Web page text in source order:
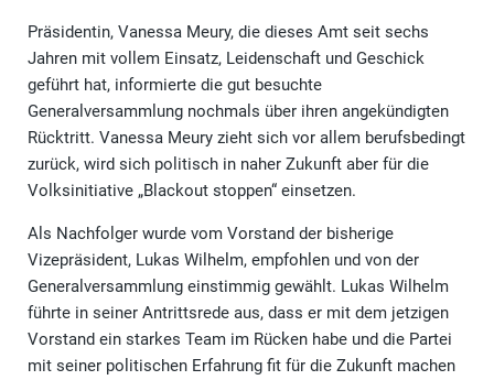
Präsidentin, Vanessa Meury, die dieses Amt seit sechs
Jahren mit vollem Einsatz, Leidenschaft und Geschick
geführt hat, informierte die gut besuchte
Generalversammlung nochmals über ihren angekündigten
Rücktritt. Vanessa Meury zieht sich vor allem berufsbedingt
zurück, wird sich politisch in naher Zukunft aber für die
Volksinitiative „Blackout stoppen“ einsetzen.
Als Nachfolger wurde vom Vorstand der bisherige
Vizepräsident, Lukas Wilhelm, empfohlen und von der
Generalversammlung einstimmig gewählt. Lukas Wilhelm
führte in seiner Antrittsrede aus, dass er mit dem jetzigen
Vorstand ein starkes Team im Rücken habe und die Partei
mit seiner politischen Erfahrung fit für die Zukunft machen